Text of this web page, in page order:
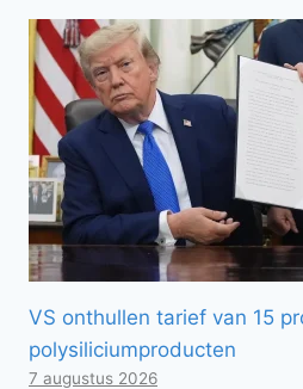
VS onthullen tarief van 15
polysiliciumproducten
7 augustus 2026